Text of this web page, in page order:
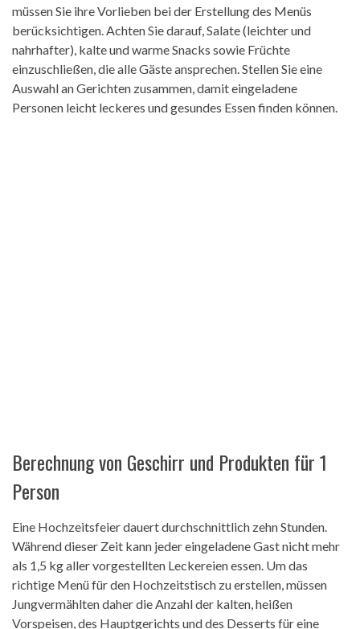
müssen Sie ihre Vorlieben bei der Erstellung des Menüs
berücksichtigen. Achten Sie darauf, Salate (leichter und
nahrhafter), kalte und warme Snacks sowie Früchte
einzuschließen, die alle Gäste ansprechen. Stellen Sie eine
Auswahl an Gerichten zusammen, damit eingeladene
Personen leicht leckeres und gesundes Essen finden können.
Berechnung von Geschirr und Produkten für 1
Person
Eine Hochzeitsfeier dauert durchschnittlich zehn Stunden.
Während dieser Zeit kann jeder eingeladene Gast nicht mehr
als 1,5 kg aller vorgestellten Leckereien essen. Um das
richtige Menü für den Hochzeitstisch zu erstellen, müssen
Jungvermählten daher die Anzahl der kalten, heißen
Vorspeisen, des Hauptgerichts und des Desserts für eine